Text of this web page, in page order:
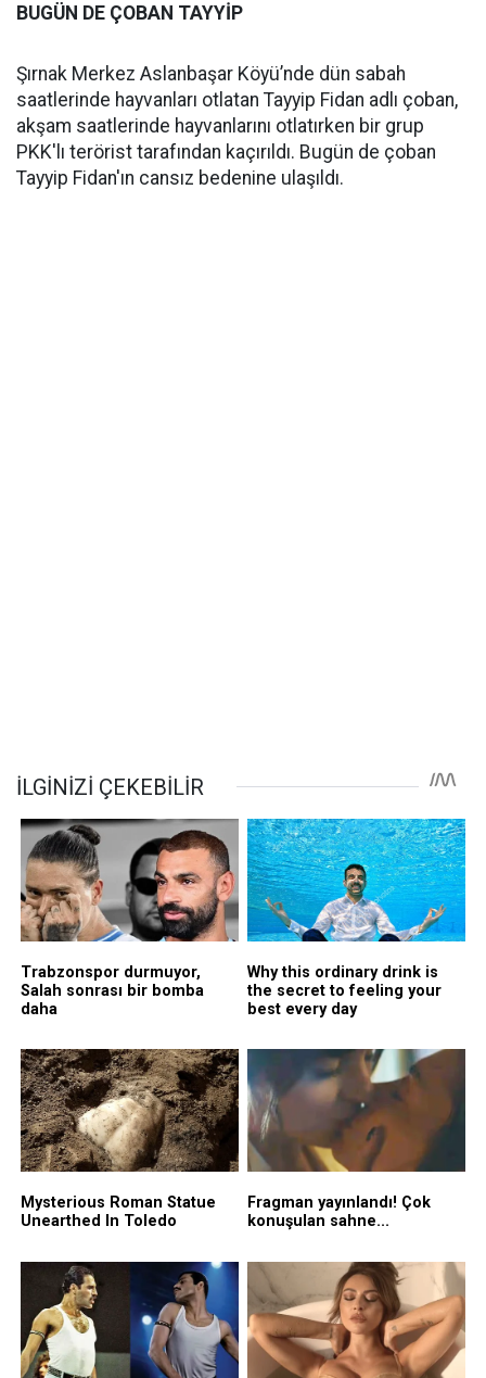
BUGÜN DE ÇOBAN TAYYİP
Şırnak Merkez Aslanbaşar Köyü’nde dün sabah
saatlerinde hayvanları otlatan Tayyip Fidan adlı çoban,
akşam saatlerinde hayvanlarını otlatırken bir grup
PKK'lı terörist tarafından kaçırıldı. Bugün de çoban
Tayyip Fidan'ın cansız bedenine ulaşıldı.